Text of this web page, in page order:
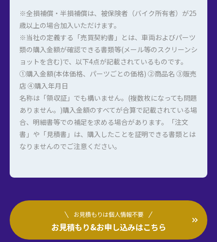
※全損補償・半損補償は、被保険者（バイク所有者）が25
歳以上の場合加入いただけます。
※当社の定義する「売買契約書」とは、車両およびパーツ
類の購入金額が確認できる書類等(メール等のスクリーンシ
ョットを含む)で、以下4点が記載されているものです。
①購入金額(本体価格、パーツごとの価格) ②商品名 ③販売
店 ④購入年月日
名称は「領収証」でも構いません。(複数枚になっても問題
ありません。)購入金額のすべてが合算で記載されている場
合、明細書等での補足を求める場合があります。「注文
書」や「見積書」は、購入したことを証明できる書類とは
なりませんのでご注意ください。
お見積もりは個人情報不要
お見積もり&お申し込みはこちら